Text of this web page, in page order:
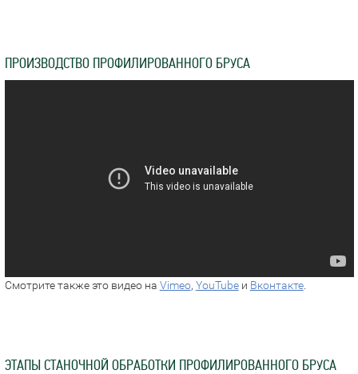
ПРОИЗВОДСТВО ПРОФИЛИРОВАННОГО БРУСА
Смотрите также это видео на Vimeo, YouTubeи Вконтакте.
ЭТАПЫ СТАНОЧНОЙ ОБРАБОТКИ ПРОФИЛИРОВАННОГО БРУСА